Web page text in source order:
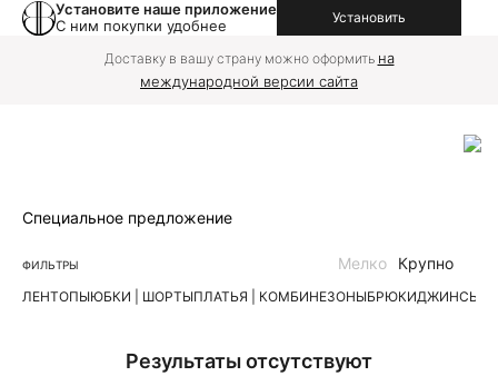
Установите наше приложение
С ним покупки удобнее
Установить
Доставку в вашу страну можно оформить на
международной версии сайта
Специальное предложение
ФИЛЬТРЫ
ЛЕНТОПЫЮБКИ | ШОРТЫПЛАТЬЯ | КОМБИНЕЗОНЫБРЮКИДЖИНСЫ
Мелко Крупно
Результаты отсутствуют